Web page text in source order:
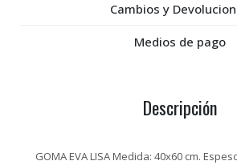
Cambios y
Medios de pago
Descripción
GOMA EVA LISA Medida: 40x60 cm.